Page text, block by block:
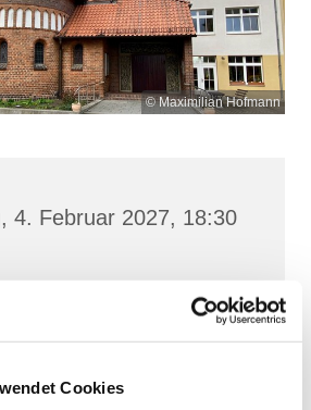
Cookies
© Maximilian Hofmann
4. Februar 2027, 18:30
7, 18439 Stralsund